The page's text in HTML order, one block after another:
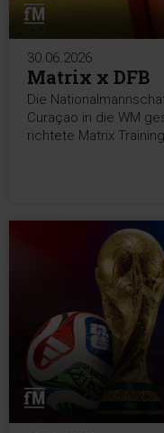
30.06.2026
Matrix x DFB
Die
Curaçao in die WM
richtete Matrix